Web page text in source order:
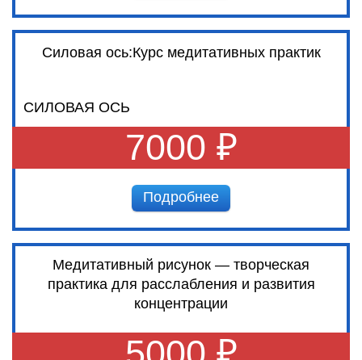
Силовая ось:Курс медитативных практик
СИЛОВАЯ ОСЬ
7000 ₽
Подробнее
Медитативный рисунок — творческая
практика для расслабления и развития
концентрации